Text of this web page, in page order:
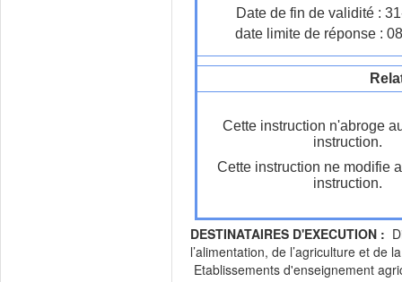
Date de fin de validité :
date limite de réponse :
Cette instruction n'abroge
instruction.
Cette instruction ne modifie
instruction.
DESTINATAIRES D'EXECUTION :
l’alimentation, de l’agriculture et
Etablissements d'enseignement